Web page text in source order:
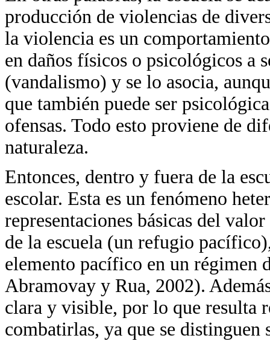
producción de violencias de
la violencia es un
en daños físicos o psicológicos a
(vandalismo) y se lo asocia,
que también puede ser
ofensas. Todo esto proviene de
naturaleza.
Entonces, dentro y fuera de la
escolar. Esta es un fenómeno
representaciones básicas del
de la escuela (un refugio
elemento pacífico en un régimen
Abramovay y Rua, 2002).
clara y visible, por lo que resulta
combatirlas, ya que se distinguen